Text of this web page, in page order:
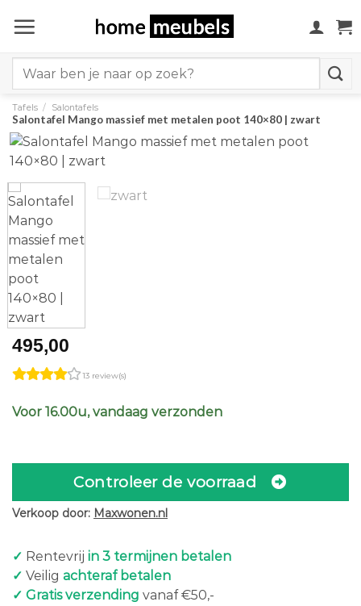
naar
for:
Tafels / Salontafels
Salontafel Mango massief met metalen poot 140×80 | zwart
495,00
13 review(s)
Voor 16.00u, vandaag verzonden
Controleer de voorraad
Verkoop door: Maxwonen.nl
✓ Rentevrij in 3 termijnen betalen
✓ Veilig achteraf betalen
✓ Gratis verzending vanaf €50,-